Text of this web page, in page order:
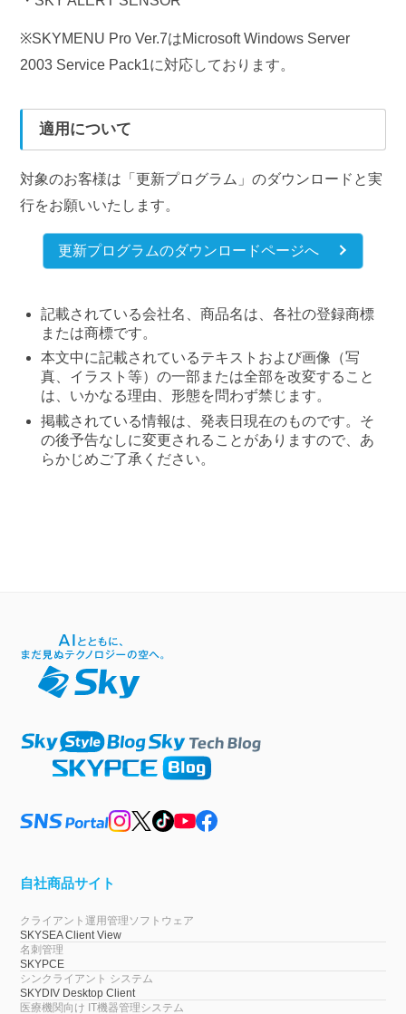
※SKYMENU Pro Ver.7はMicrosoft Windows Server
2003 Service Pack1に対応しております。
適用について
対象のお客様は「更新プログラム」のダウンロードと実
行をお願いいたします。
更新プログラムのダウンロードページへ
記載されている会社名、商品名は、各社の登録商標
または商標です。
本文中に記載されているテキストおよび画像（写
真、イラスト等）の一部または全部を改変すること
は、いかなる理由、形態を問わず禁じます。
掲載されている情報は、発表日現在のものです。そ
の後予告なしに変更されることがありますので、あ
らかじめご了承ください。
自社商品サイト
クライアント運用管理ソフトウェア
SKYSEA Client View
名刺管理
SKYPCE
シンクライアント システム
SKYDIV Desktop Client
医療機関向け IT機器管理システム